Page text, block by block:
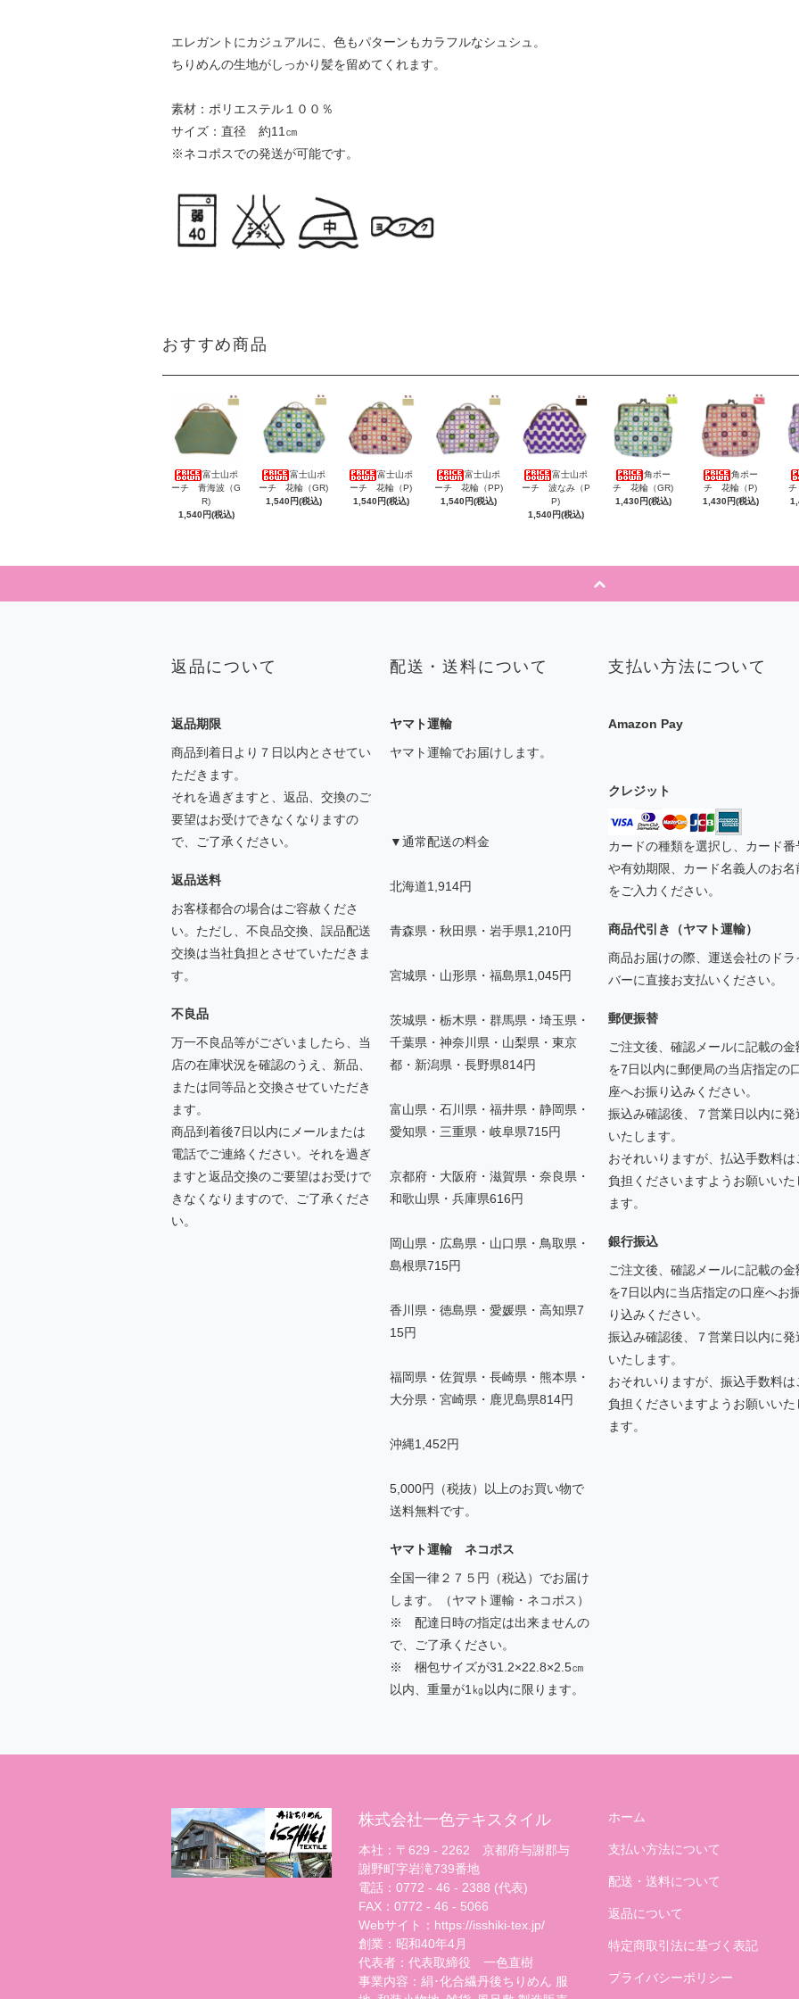
エレガントにカジュアルに、色もパターンもカラフルなシュシュ。
ちりめんの生地がしっかり髪を留めてくれます。
素材：ポリエステル１００％
サイズ：直径 約11㎝
※ネコポスでの発送が可能です。
おすすめ商品
富士山ポ
ーチ 青海波（G
R)
1,540円(税込)
富士山ポ
ーチ 花輪（GR)
1,540円(税込)
富士山ポ
ーチ 花輪（P)
1,540円(税込)
富士山ポ
ーチ 花輪（PP)
1,540円(税込)
富士山ポ
ーチ 波なみ（P
P)
1,540円(税込)
角ポー
チ 花輪（GR)
1,430円(税込)
角ポー
チ 花輪（P)
1,430円(税込)
返品について
返品期限
商品到着日より７日以内とさせてい
ただきます。
それを過ぎますと、返品、交換のご
要望はお受けできなくなりますの
で、ご了承ください。
返品送料
お客様都合の場合はご容赦くださ
い。ただし、不良品交換、誤品配送
交換は当社負担とさせていただきま
す。
不良品
万一不良品等がございましたら、当
店の在庫状況を確認のうえ、新品、
または同等品と交換させていただき
ます。
商品到着後7日以内にメールまたは
電話でご連絡ください。それを過ぎ
ますと返品交換のご要望はお受けで
きなくなりますので、ご了承くださ
い。
配送・送料について
ヤマト運輸
ヤマト運輸でお届けします。
▼通常配送の料金
北海道1,914円
青森県・秋田県・岩手県1,210円
宮城県・山形県・福島県1,045円
茨城県・栃木県・群馬県・埼玉県・
千葉県・神奈川県・山梨県・東京
都・新潟県・長野県814円
富山県・石川県・福井県・静岡県・
愛知県・三重県・岐阜県715円
京都府・大阪府・滋賀県・奈良県・
和歌山県・兵庫県616円
岡山県・広島県・山口県・鳥取県・
島根県715円
香川県・徳島県・愛媛県・高知県7
15円
福岡県・佐賀県・長崎県・熊本県・
大分県・宮崎県・鹿児島県814円
沖縄1,452円
5,000円（税抜）以上のお買い物で
送料無料です。
ヤマト運輸 ネコポス
全国一律２７５円（税込）でお届け
します。（ヤマト運輸・ネコポス）
※ 配達日時の指定は出来ませんの
で、ご了承ください。
※ 梱包サイズが31.2×22.8×2.5㎝
以内、重量が1㎏以内に限ります。
支払い方法について
Amazon Pay
クレジット
カードの種類を選択し、カード番
や有効期限、カード名義人のお名
をご入力ください。
商品代引き（ヤマト運輸）
商品お届けの際、運送会社のドラ
バーに直接お支払いください。
郵便振替
ご注文後、確認メールに記載の金
を7日以内に郵便局の当店指定の
座へお振り込みください。
振込み確認後、７営業日以内に発
いたします。
おそれいりますが、払込手数料は
負担くださいますようお願いいた
ます。
銀行振込
ご注文後、確認メールに記載の金
を7日以内に当店指定の口座へお
り込みください。
振込み確認後、７営業日以内に発
いたします。
おそれいりますが、振込手数料は
負担くださいますようお願いいた
ます。
株式会社一色テキスタイル
本社：〒629 - 2262 京都府与謝郡与
謝野町字岩滝739番地
電話：0772 - 46 - 2388 (代表)
FAX：0772 - 46 - 5066
Webサイト：https://isshiki-tex.jp/
創業：昭和40年4月
代表者：代表取締役 一色直樹
事業内容：絹･化合繊丹後ちりめん 服
ホーム
支払い方法について
配送・送料について
返品について
特定商取引法に基づく表記
プライバシーポリシー